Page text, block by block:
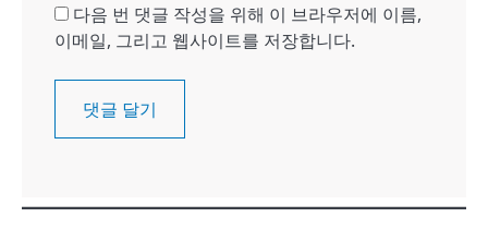
다음 번 댓글 작성을 위해 이 브라우저에 이름,
이메일, 그리고 웹사이트를 저장합니다.